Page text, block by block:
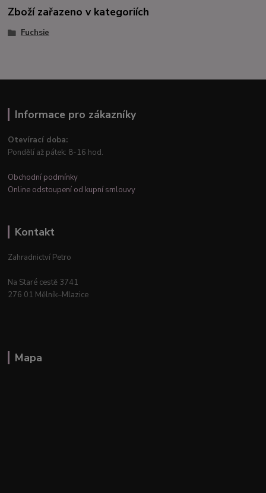
Zboží zařazeno v kategoriích
Fuchsie
Informace pro zákazníky
Otevírací doba:
Pondělí až pátek: 8-16 hod.
Obchodní podmínky
Online odstoupení od kupní smlouvy
Kontakt
Zahradnictví Petro
Na Staré cestě 3741
276 01 Mělník–Mlazice
Mapa